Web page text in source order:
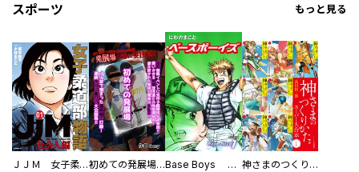
スポーツ もっと見る
ＪＪＭ 女子柔道部物語 社会人編 初めての発展場 【白抜き修正版】 Base Boys 新装版 神さまのつくりかた。スーパー大合本